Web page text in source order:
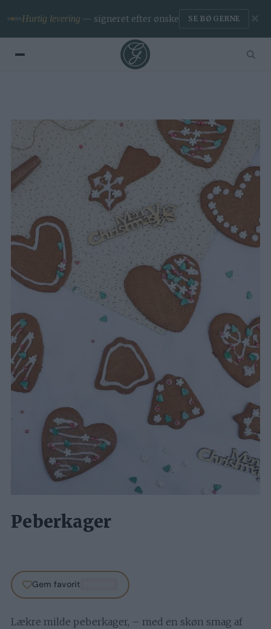
Hurtig levering — signeret efter ønske SE BØGERNE ✕
Peberkager
Gem favorit
Lækre milde peberkager, – med en skøn smag af